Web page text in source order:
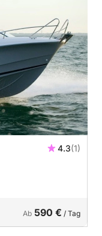
4.3(1)
Ab 590 € / Tag